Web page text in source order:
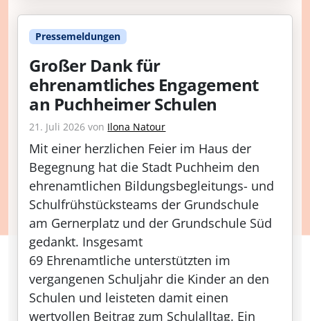
Pressemeldungen
Großer Dank für
ehrenamtliches Engagement
an Puchheimer Schulen
21. Juli 2026 von Ilona Natour
Mit einer herzlichen Feier im Haus der
Begegnung hat die Stadt Puchheim den
ehrenamtlichen Bildungsbegleitungs- und
Schulfrühstücksteams der Grundschule
am Gernerplatz und der Grundschule Süd
gedankt. Insgesamt
69 Ehrenamtliche unterstützten im
vergangenen Schuljahr die Kinder an den
Schulen und leisteten damit einen
wertvollen Beitrag zum Schulalltag. Ein